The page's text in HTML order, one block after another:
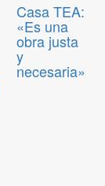
Casa TEA:
«Es una
obra justa
y
necesaria»